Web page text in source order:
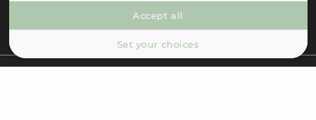
--°
Voir les favoris
Recherche
Set your choices
Accept all